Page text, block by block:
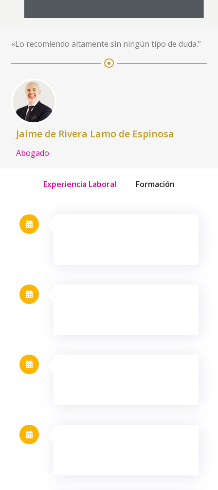
«Lo recomiendo altamente sin ningún tipo de duda.”
Jaime de Rivera Lamo de Espinosa
Abogado
Experiencia Laboral Formación